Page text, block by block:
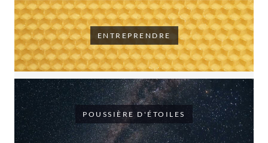
ENTREPRENDRE
POUSSIÈRE D'ÉTOILES